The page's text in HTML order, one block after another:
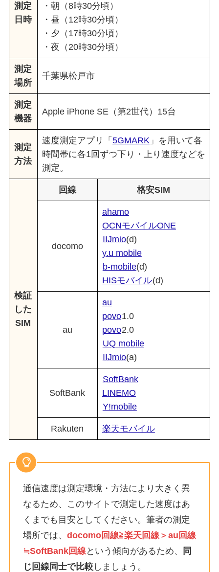
測定
日時
・朝（8時30分頃）
・昼（12時30分頃）
・夕（17時30分頃）
・夜（20時30分頃）
測定
場所
千葉県松戸市
測定
機器
Apple iPhone SE（第2世代）15台
測定
方法
速度測定アプリ「 5GMARK 」を用いて各
時間帯に各1回ずつ下り・上り速度などを
測定。
検証
した
SIM
回線 格安SIM
docomo
ahamo
OCNモバイルONE
IIJmio(d)
y.u mobile
b-mobile(d)
HISモバイル(d)
au
au
povo1.0
povo2.0
UQ mobile
IIJmio(a)
SoftBank
SoftBank
LINEMO
Y!mobile
Rakuten 楽天モバイル
通信速度は測定環境・方法により大きく異
なるため、このサイトで測定した速度はあ
くまでも目安としてください。筆者の測定
場所では、 docomo回線≧楽天回線＞au回線
≒SoftBank回線 という傾向があるため、
同
じ回線同士で比較しましょう。